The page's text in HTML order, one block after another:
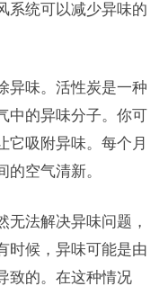
系统可以减少异味的
异味。活性炭是一种
中的异味分子。你可
它吸附异味。每个月
空气清新。
无法解决异味问题，
时候，异味可能是由
致的。在这种情况